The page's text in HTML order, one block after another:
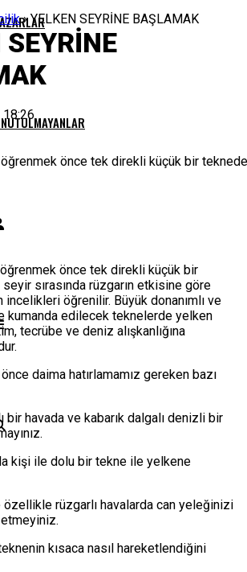
›YELKEN SEYRİNE BAŞLAMAK
öğrenmek önce tek direkli küçük bir
sırasında rüzgarın etkisine göre
incelikleri öğrenilir. Büyük donanımlı ve
kumanda edilecek teknelerde yelken
tecrübe ve deniz alışkanlığına
daima hatırlamamız gereken bazı
bir havada ve kabarık dalgalı denizli bir
kişi ile dolu bir tekne ile yelkene
rüzgarlı havalarda can yeleğinizi
kısaca nasıl hareketlendiğini